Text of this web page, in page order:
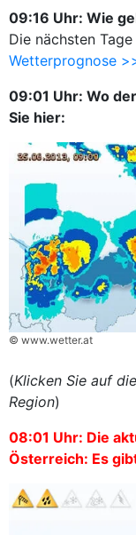
09:16 Uhr: Wie
Die nächsten
Wetterprognose
09:01 Uhr: Wo
Sie hier:
© www.wetter.at
(Klicken Sie auf
Region)
08:01 Uhr: Die
Österreich: Es